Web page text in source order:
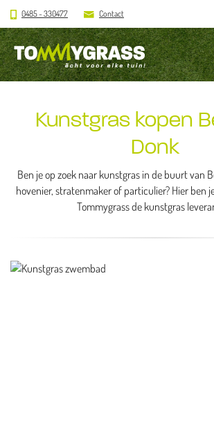
0485 - 330477 Contact
Kunstgras kopen
Donk
Ben je op zoek naar kunstgras in de buurt van
hovenier, stratenmaker of particulier? Hier ben
Tommygrass de kunstgras